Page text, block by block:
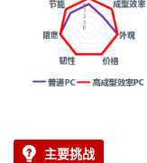
主要挑战